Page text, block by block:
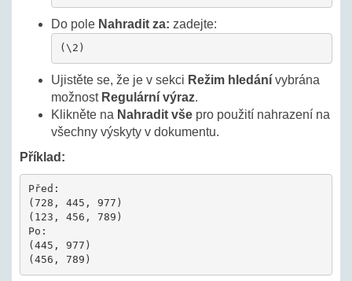
Do pole Nahradit za: zadejte:
(\2)
Ujistěte se, že je v sekci Režim hledání vybrána
možnost Regulární výraz.
Klikněte na Nahradit vše pro použití nahrazení na
všechny výskyty v dokumentu.
Příklad:
Před:
(728, 445, 977)
(123, 456, 789)
Po:
(445, 977)
(456, 789)